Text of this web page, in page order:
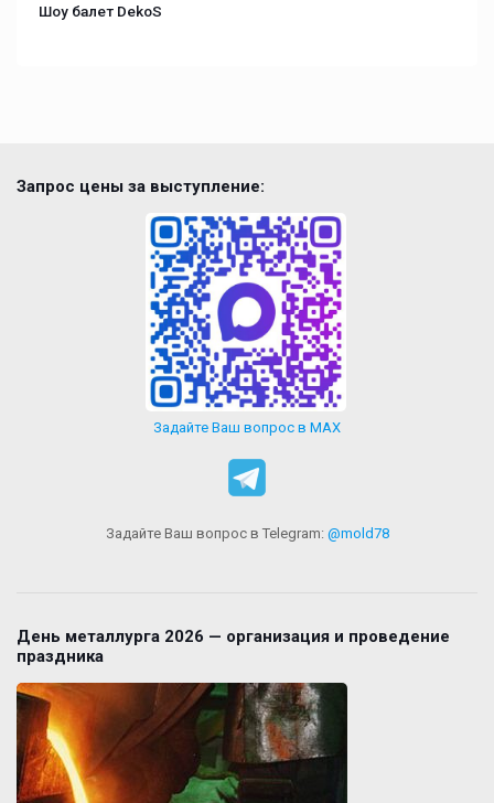
Шоу балет DekoS
Запрос цены за выступление:
Задайте Ваш вопрос в MAX
Задайте Ваш вопрос в Telegram: @mold78
День металлурга 2026 — организация и проведение
праздника